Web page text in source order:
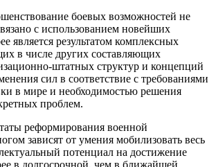
боевых возможностей не
с использованием новейших
является результатом комплексных
в числе других составляющих
штатных структур и концепций
сил в соответствие с требованиями
в мире и необходимостью решения
проблем.
реформирования военной
зависят от умения мобилизовать весь
потенциал на достижение
в долгосрочной, чем в ближайшей